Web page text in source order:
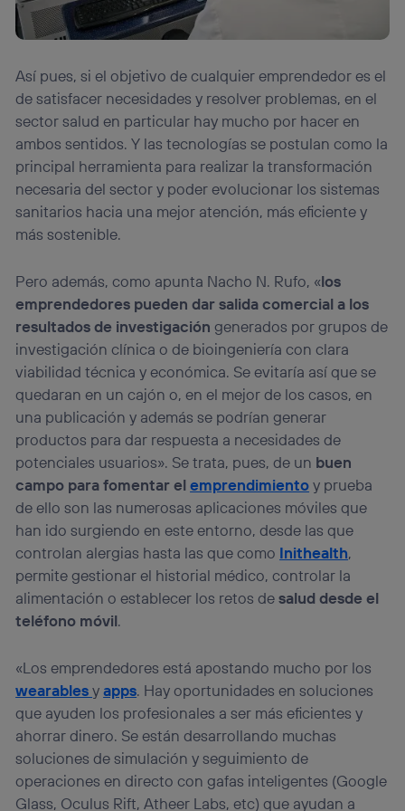
Así pues, si el objetivo de cualquier emprendedor es el
de satisfacer necesidades y resolver problemas, en el
sector salud en particular hay mucho por hacer en
ambos sentidos. Y las tecnologías se postulan como la
principal herramienta para realizar la transformación
necesaria del sector y poder evolucionar los sistemas
sanitarios hacia una mejor atención, más eficiente y
más sostenible.
Pero además, como apunta Nacho N. Rufo, «los
emprendedores pueden dar salida comercial a los
resultados de investigación generados por grupos de
investigación clínica o de bioingeniería con clara
viabilidad técnica y económica. Se evitaría así que se
quedaran en un cajón o, en el mejor de los casos, en
una publicación y además se podrían generar
productos para dar respuesta a necesidades de
potenciales usuarios». Se trata, pues, de un buen
campo para fomentar elemprendimientoy prueba
de ello son las numerosas aplicaciones móviles que
han ido surgiendo en este entorno, desde las que
controlan alergias hasta las que como Inithealth,
permite gestionar el historial médico, controlar la
alimentación o establecer los retos desalud desde el
teléfono móvil.
«Los emprendedores está apostando mucho por los
wearablesyapps. Hay oportunidades en soluciones
que ayuden los profesionales a ser más eficientes y
ahorrar dinero. Se están desarrollando muchas
soluciones de simulación y seguimiento de
operaciones en directo con gafas inteligentes (Google
Glass, Oculus Rift, Atheer Labs, etc) que ayudan a
Este identificador se asigna a la conexión de internet, por
lo que cualquier persona que conecte su dispositivo y
identificador. Típicamente:
Si utilizas unaconexión de banda ancha(p. ej., Wi-Fi),
el marketing o análisis se realizará en función de las
actividades de navegación de los miembros del hogar
que hayan dado su consentimiento.
Si utilizasdatos móviles, el marketing será más
personalizado, ya que se basará únicamente en la
navegación del usuario del móvil.
Puedes gestionar los consentimientos Utiq seleccionando
(“consenthub”). Para más información, consulta
la política de privacidad de Utiq.